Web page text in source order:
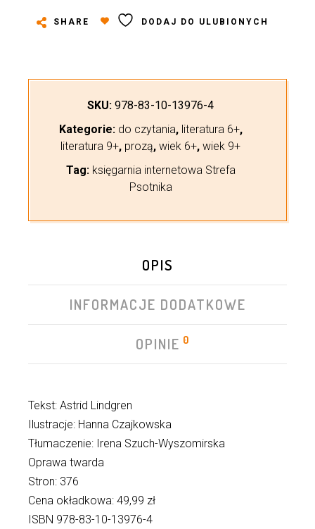
SHARE DODAJ DO ULUBIONYCH
SKU: 978-83-10-13976-4
Kategorie: do czytania, literatura 6+,
literatura 9+, prozą, wiek 6+, wiek 9+
Tag: księgarnia internetowa Strefa
Psotnika
OPIS
INFORMACJE DODATKOWE
OPINIE 0
Tekst: Astrid Lindgren
Ilustracje: Hanna Czajkowska
Tłumaczenie: Irena Szuch-Wyszomirska
Oprawa twarda
Stron: 376
Cena okładkowa: 49,99 zł
ISBN 978-83-10-13976-4